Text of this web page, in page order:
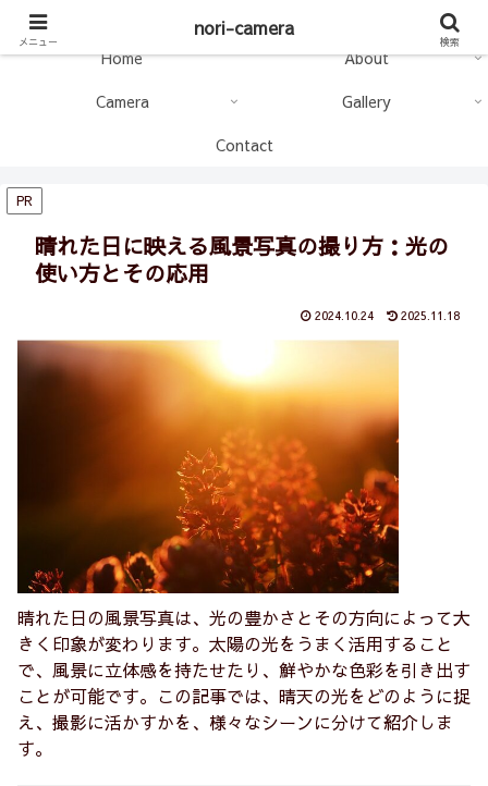
nori-camera
Home
About
Camera
Gallery
Contact
PR
晴れた日に映える風景写真の撮り方：光の
使い方とその応用
2024.10.24 2025.11.18
晴れた日の風景写真は、光の豊かさとその方向によって大
きく印象が変わります。太陽の光をうまく活用すること
で、風景に立体感を持たせたり、鮮やかな色彩を引き出す
ことが可能です。この記事では、晴天の光をどのように捉
え、撮影に活かすかを、様々なシーンに分けて紹介しま
す。
メニュー
nori-camera
検索